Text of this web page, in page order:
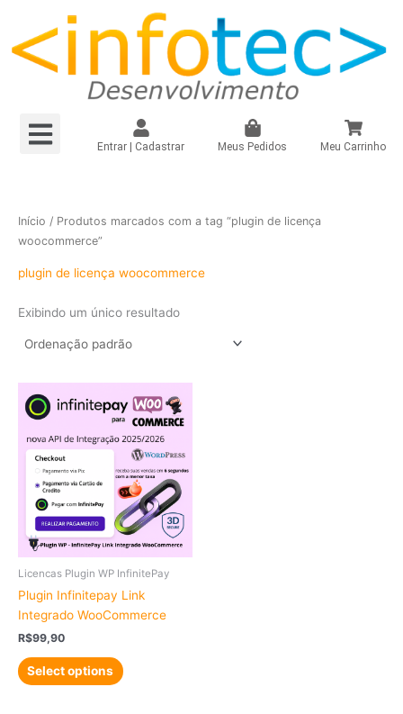
conteúdo
Menu
Entrar | Cadastrar Meus Pedidos Meu Carrinho
Início / Produtos marcados com a tag “plugin de licença
woocommerce”
plugin de licença woocommerce
Exibindo um único resultado
Licencas Plugin WP InfinitePay
Plugin Infinitepay Link
Integrado WooCommerce
R$99,90
Select options